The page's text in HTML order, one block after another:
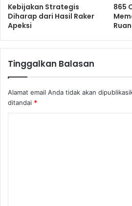
Kebijakan Strategis
Diharap dari Hasil Raker
Apeksi
865
Tinggalkan Balasan
Alamat email Anda tidak akan
ditandai *